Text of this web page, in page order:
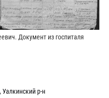
Документ из госпиталя
Уалкинский р-н